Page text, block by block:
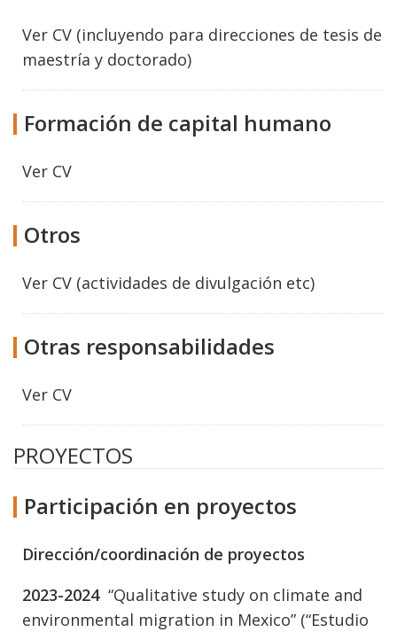
Ver CV (incluyendo para direcciones de tesis de
maestría y doctorado)
Formación de capital humano
Ver CV
Otros
Ver CV (actividades de divulgación etc)
Otras responsabilidades
Ver CV
PROYECTOS
Participación en proyectos
Dirección/coordinación de proyectos
2023-2024 “Qualitative study on climate and
environmental migration in Mexico” (“Estudio